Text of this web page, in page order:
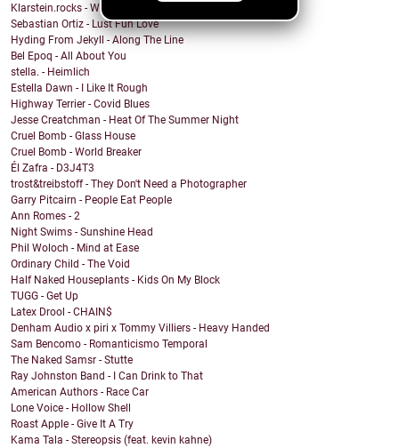
Klarstein.rocks - When I'm Burning Matches
Sebastian Ortiz - Lust Fun Love
Hyding From Jekyll - Along The Line
Bel Epoq - All About You
stella. - Heimlich
Estella Dawn - I Like It Rough
Highway Terrier - Covid Blues
Jesse Creatchman - Heat Of The Summer Night
Cruel Bomb - Glass House
Cruel Bomb - World Breaker
Él Zafra - D3J4T3
trost&treibstoff - They Don't Need a Photographer
Garry Pitcairn - People Eat People
Ann Romes - 2
Night Swims - Sunshine Head
Phil Woloch - Mind at Ease
Ordinary Child - The Void
Half Naked Houseplants - Kids On My Block
TUGG - Get Up
Latex Drool - CHAIN$
Denham Audio x piri x Tommy Villiers - Heavy Handed
Sam Bencomo - Romanticismo Temporal
The Naked Samsr - Stutte
Ray Johnston Band - I Can Drink to That
American Authors - Race Car
Lone Voice - Hollow Shell
Roast Apple - Give It A Try
Kama Tala - Stereopsis (feat. kevin kahne)